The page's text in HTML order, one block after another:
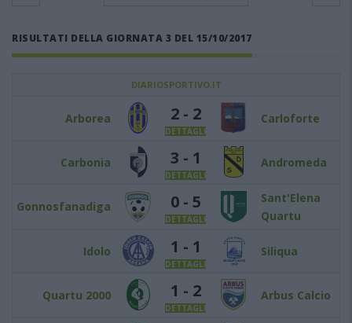
RISULTATI DELLA GIORNATA 3 DEL 15/10/2017
DIARIOSPORTIVO.IT
Arborea 2 - 2
DETTAGLI
Carloforte
Carbonia 3 - 1
DETTAGLI
Andromeda
Gonnosfanadiga 0 - 5
DETTAGLI
Sant'Elena
Quartu
Idolo 1 - 1
DETTAGLI
Siliqua
Quartu 2000 1 - 2
DETTAGLI
Arbus Calcio